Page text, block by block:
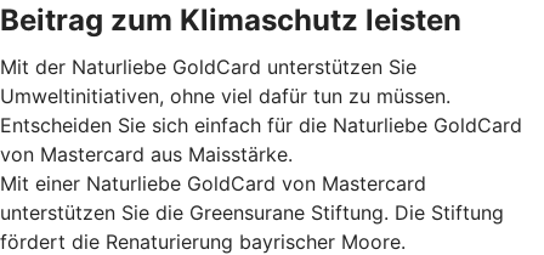
Beitrag zum Klimaschutz leisten
Mit der Naturliebe GoldCard unterstützen Sie
Umweltinitiativen, ohne viel dafür tun zu müssen.
Entscheiden Sie sich einfach für die Naturliebe GoldCard
von Mastercard aus Maisstärke.
Mit einer Naturliebe GoldCard von Mastercard
unterstützen Sie die Greensurane Stiftung. Die Stiftung
fördert die Renaturierung bayrischer Moore.